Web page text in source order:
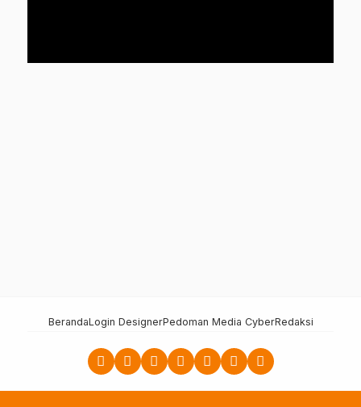
BerandaLogin DesignerPedoman Media CyberRedaksi